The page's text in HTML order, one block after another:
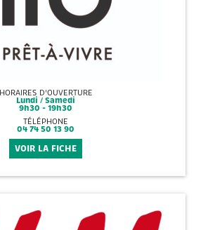
HORAIRES D'OUVERTURE
Lundi / Samedi
9h30 - 19h30
TÉLÉPHONE
04 74 50 13 90
VOIR LA FICHE